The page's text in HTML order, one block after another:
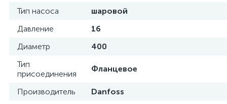
Тип насоса
шаровой
Давление
16
Диаметр
400
Тип
присоединения
Фланцевое
Производитель
Danfoss